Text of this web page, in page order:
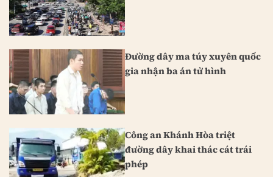
Đường dây ma túy xuyên quốc
gia nhận ba án tử hình
Công an Khánh Hòa triệt
đường dây khai thác cát trái
phép